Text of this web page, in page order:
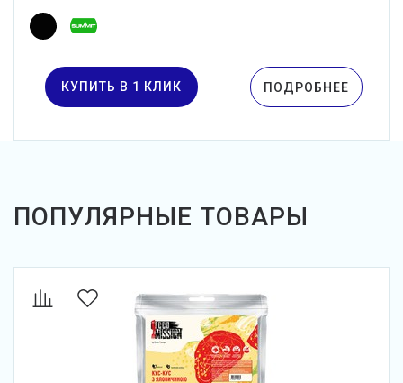
КУПИТЬ В 1 КЛИК ПОДРОБНЕЕ
ПОПУЛЯРНЫЕ ТОВАРЫ